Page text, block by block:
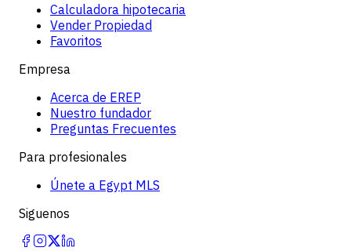
Calculadora hipotecaria
Vender Propiedad
Favoritos
Empresa
Acerca de EREP
Nuestro fundador
Preguntas Frecuentes
Para profesionales
Únete a Egypt MLS
Siguenos